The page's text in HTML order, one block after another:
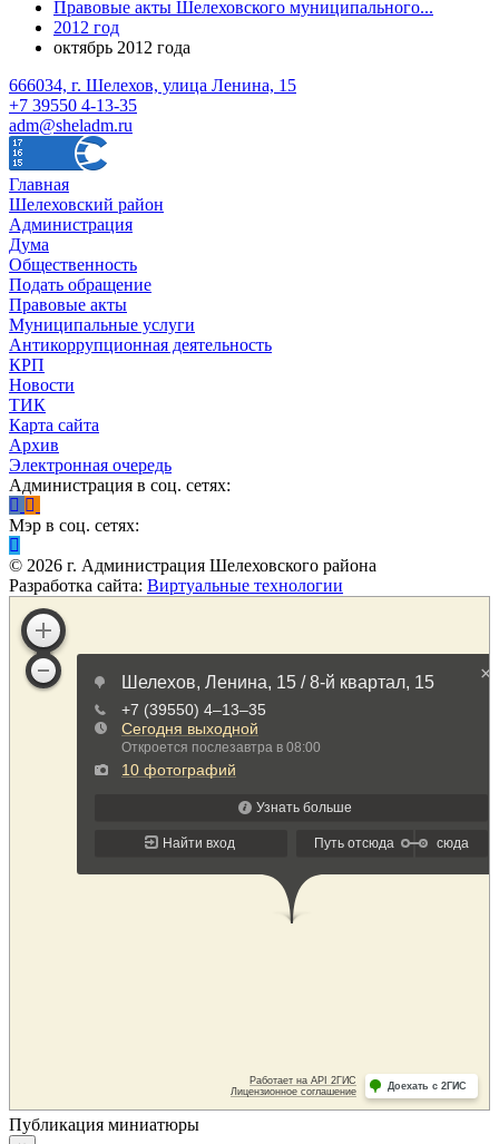
Правовые акты Шелеховского муниципального...
2012 год
октябрь 2012 года
666034, г. Шелехов, улица Ленина, 15
+7 39550 4-13-35
adm@sheladm.ru
Главная
Шелеховский район
Администрация
Дума
Общественность
Подать обращение
Правовые акты
Муниципальные услуги
Антикоррупционная деятельность
КРП
Новости
ТИК
Карта сайта
Архив
Электронная очередь
Администрация в соц. сетях:
Мэр в соц. сетях:
© 2026 г. Администрация Шелеховского района
Разработка сайта: Виртуальные технологии
Публикация миниатюры